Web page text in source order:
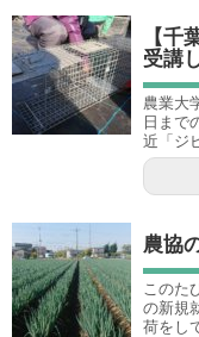
【千
受講
農業大
日まで
近「ジ
農協
このた
の新規
荷をし